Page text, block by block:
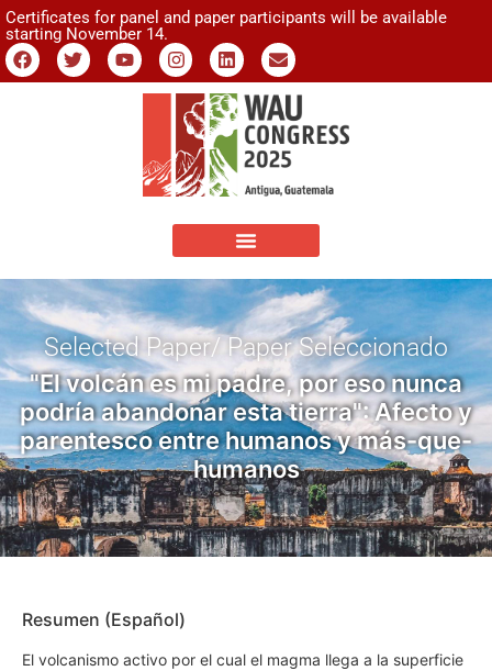
Certificates for panel and paper participants will be available
starting November 14.
Selected Paper/ Paper Seleccionado
"El volcán es mi padre, por eso nunca
podría abandonar esta tierra": Afecto y
parentesco entre humanos y más-que-
humanos
Resumen (Español)
El volcanismo activo por el cual el magma llega a la superficie